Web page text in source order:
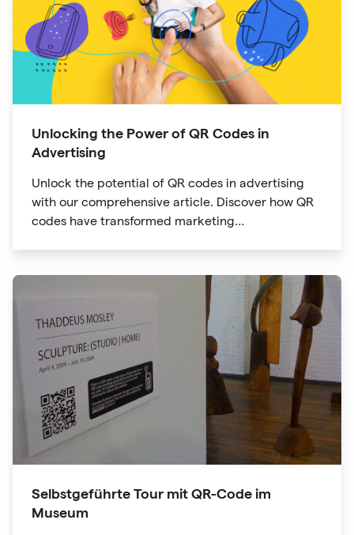
Unlocking the Power of QR Codes in
Advertising
Unlock the potential of QR codes in advertising
with our comprehensive article. Discover how QR
codes have transformed marketing
quick access and enhanced engagement offered
by QR codes, along with their tracking and
analytics capabilities.
Selbstgeführte Tour mit QR-Code im
Museum